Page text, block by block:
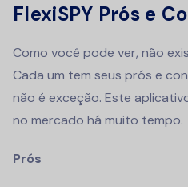
FlexiSPY Prós e
Como você pode ver, não
Cada um tem seus prós e
não é exceção. Este
no mercado há muito tempo.
Prós